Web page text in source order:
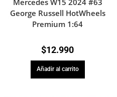
George Russell HotWheels
Premium 1:64
$12.990
Añadir al carrito